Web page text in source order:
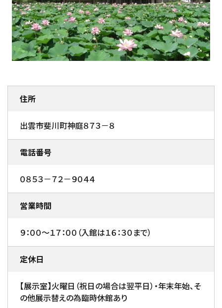
住所
出雲市斐川町神庭８７３－８
電話番号
０８５３－７２－９０４４
営業時間
９：００～１７：００（入館は１６：３０まで）
定休日
【展示室】火曜日（祝日の場合は翌平日）・年末年始、そ
の他展示替えの為臨時休館あり